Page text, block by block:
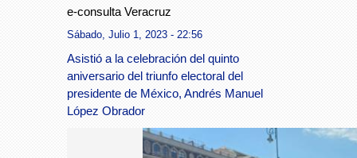
e-consulta Veracruz
Sábado, Julio 1, 2023 - 22:56
Asistió a la celebración del quinto
aniversario del triunfo electoral del
presidente de México, Andrés Manuel
López Obrador